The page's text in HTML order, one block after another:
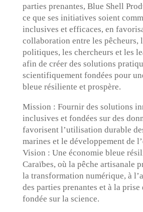
parties prenantes, Blue Shell
ce que ses initiatives soient
inclusives et efficaces, en
collaboration entre les pêcheurs,
politiques, les chercheurs et les
afin de créer des solutions
scientifiquement fondées pour
bleue résiliente et prospère.
Mission : Fournir des solutions
inclusives et fondées sur des
favorisent l’utilisation durable
marines et le développement de
Vision : Une économie bleue
Caraïbes, où la pêche artisanale
la transformation numérique, à
des parties prenantes et à la prise
fondée sur la science.